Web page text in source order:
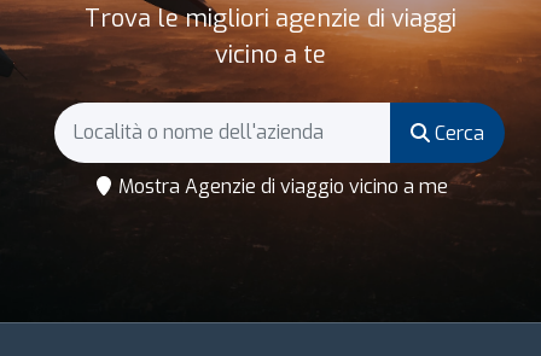
Trova le migliori agenzie di viaggi
vicino a te
Cerca
Mostra Agenzie di viaggio vicino a me